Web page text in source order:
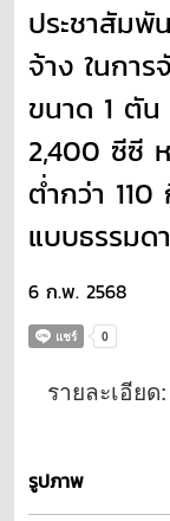
ประชาสัมพั
จ้าง ในกา
ขนาด 1 ตัน
2,400 ซีซี
ต่ำกว่า
แบบธรรมด
6 ก.พ. 2568
รายละเอียด:
รูปภาพ